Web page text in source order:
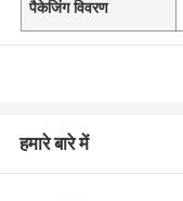
पैकेजिंग विवरण
हमारे बारे में